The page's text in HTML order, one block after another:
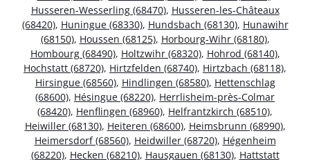
Husseren-Wesserling (68470), Husseren-les-Châteaux
(68420), Huningue (68330), Hundsbach (68130), Hunawihr
(68150), Houssen (68125), Horbourg-Wihr (68180),
Hombourg (68490), Holtzwihr (68320), Hohrod (68140),
Hochstatt (68720), Hirtzfelden (68740), Hirtzbach (68118),
Hirsingue (68560), Hindlingen (68580), Hettenschlag
(68600), Hésingue (68220), Herrlisheim-près-Colmar
(68420), Henflingen (68960), Helfrantzkirch (68510),
Heiwiller (68130), Heiteren (68600), Heimsbrunn (68990),
Heimersdorf (68560), Heidwiller (68720), Hégenheim
(68220), Hecken (68210), Hausgauen (68130), Hattstatt